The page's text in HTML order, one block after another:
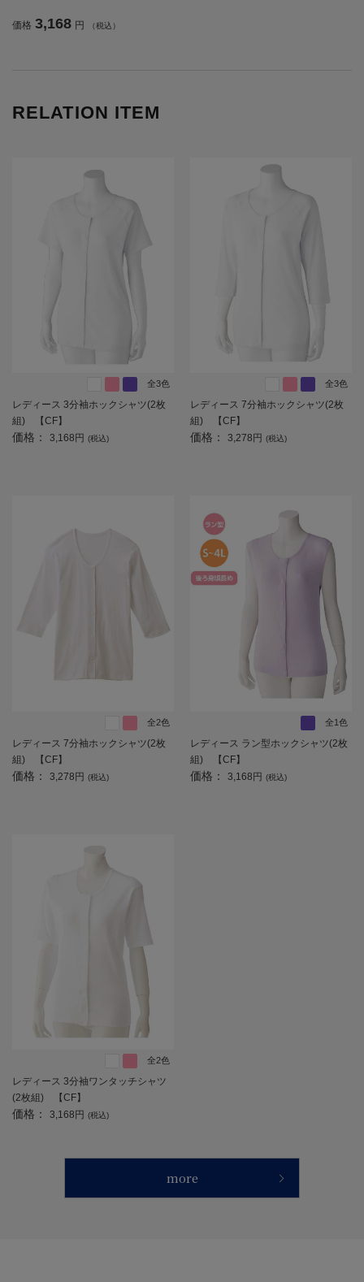
価格 3,168 円 （税込）
RELATION ITEM
全3色
レディース 3分袖ホックシャツ(2枚
組) 【CF】
価格： 3,168円 (税込)
全3色
レディース 7分袖ホックシャツ(2枚
組) 【CF】
価格： 3,278円 (税込)
全2色
レディース 7分袖ホックシャツ(2枚
組) 【CF】
価格： 3,278円 (税込)
全1色
レディース ラン型ホックシャツ(2枚
組) 【CF】
価格： 3,168円 (税込)
全2色
レディース 3分袖ワンタッチシャツ
(2枚組) 【CF】
価格： 3,168円 (税込)
more